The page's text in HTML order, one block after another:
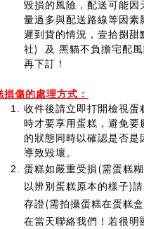
毀損的風險，配送可能因
量過多與配送路線等因素
遲到貨的情況，壹拾捌甜
社) 及 黑貓不負擔宅配
再下訂！
損傷的處理方式 ：
收件後請立即打開檢視蛋
時才要享用蛋糕，避免要
的狀態同時以確認是否是
導致毀壞。
蛋糕如嚴重受損(需蛋糕
以辨別蛋糕原本的樣子)
存證(需拍攝蛋糕在蛋糕
在當天聯絡我們！若很明